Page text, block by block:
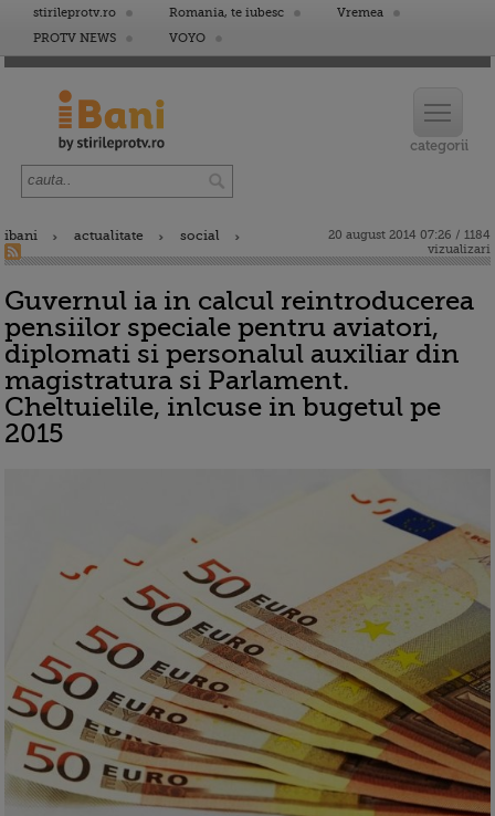
stirileprotv.ro Romania, te iubesc
Vremea
PROTV NEWS
VOYO
ibani actualitate social
20 august 2014 07:26 / 1184
vizualizari
Guvernul ia in calcul reintroducerea
pensiilor speciale pentru aviatori,
diplomati si personalul auxiliar din
magistratura si Parlament.
Cheltuielile, inlcuse in bugetul pe
2015